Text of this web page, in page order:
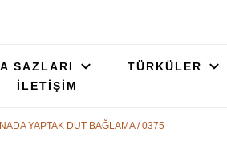
SAZLARI TÜRKÜLER
İLETİŞİM
YAPTAK DUT BAĞLAMA / 0375